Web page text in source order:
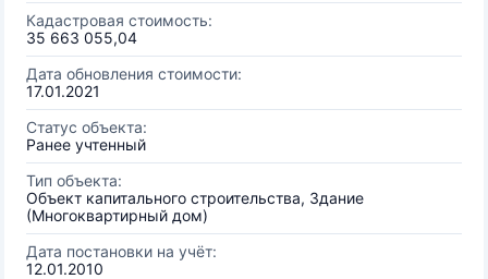
Кадастровая стоимость:
35 663 055,04
Дата обновления стоимости:
17.01.2021
Статус объекта:
Ранее учтенный
Тип объекта:
Объект капитального строительства, Здание
(Многоквартирный дом)
Дата постановки на учёт:
12.01.2010